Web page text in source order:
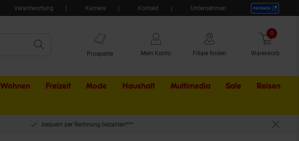
Verantwortung Karriere Kontakt Unternehmen
Prospekte Mein Konto Filiale finden Warenkorb
0 Artikel
Wohnen Freizeit Mode Haushalt Multimedia Sale Externer
Reisen
bequem per Rechnung bezahlen***